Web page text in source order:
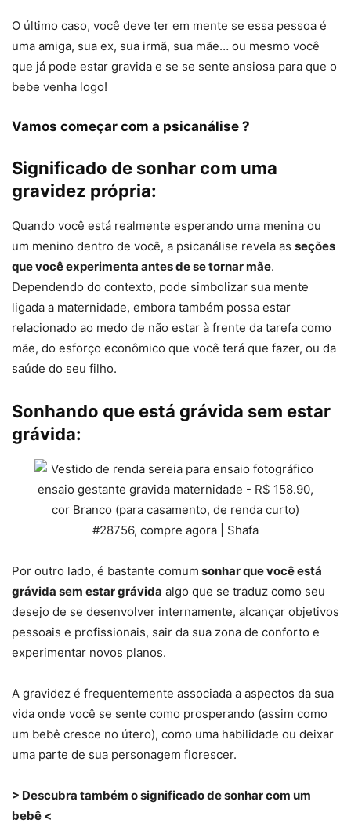
O último caso, você deve ter em mente se essa pessoa é
uma amiga, sua ex, sua irmã, sua mãe… ou mesmo você
que já pode estar gravida e se se sente ansiosa para que o
bebe venha logo!
Vamos começar com a psicanálise ?
Significado de sonhar com uma
gravidez própria:
Quando você está realmente esperando uma menina ou
um menino dentro de você, a psicanálise revela as seções
que você experimenta antes de se tornar mãe.
Dependendo do contexto, pode simbolizar sua mente
ligada a maternidade, embora também possa estar
relacionado ao medo de não estar à frente da tarefa como
mãe, do esforço econômico que você terá que fazer, ou da
saúde do seu filho.
Sonhando que está grávida sem estar
grávida:
Por outro lado, é bastante comum sonhar que você está
grávida sem estar grávida algo que se traduz como seu
desejo de se desenvolver internamente, alcançar objetivos
pessoais e profissionais, sair da sua zona de conforto e
experimentar novos planos.
A gravidez é frequentemente associada a aspectos da sua
vida onde você se sente como prosperando (assim como
um bebê cresce no útero), como uma habilidade ou deixar
uma parte de sua personagem florescer.
> Descubra também o significado de sonhar com um
bebê <